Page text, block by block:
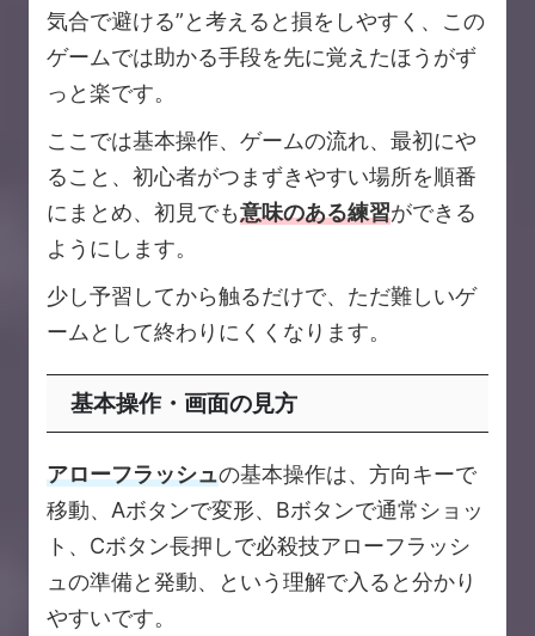
気合で避ける”と考えると損をしやすく、この
ゲームでは助かる手段を先に覚えたほうがず
っと楽です。
ここでは基本操作、ゲームの流れ、最初にや
ること、初心者がつまずきやすい場所を順番
にまとめ、初見でも意味のある練習ができる
ようにします。
少し予習してから触るだけで、ただ難しいゲ
ームとして終わりにくくなります。
基本操作・画面の見方
アローフラッシュの基本操作は、方向キーで
移動、Aボタンで変形、Bボタンで通常ショッ
ト、Cボタン長押しで必殺技アローフラッシ
ュの準備と発動、という理解で入ると分かり
やすいです。